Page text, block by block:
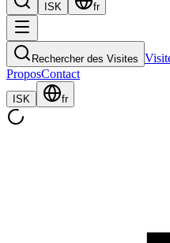
ISK fr
Rechercher des Visites
ProposContact
ISK fr